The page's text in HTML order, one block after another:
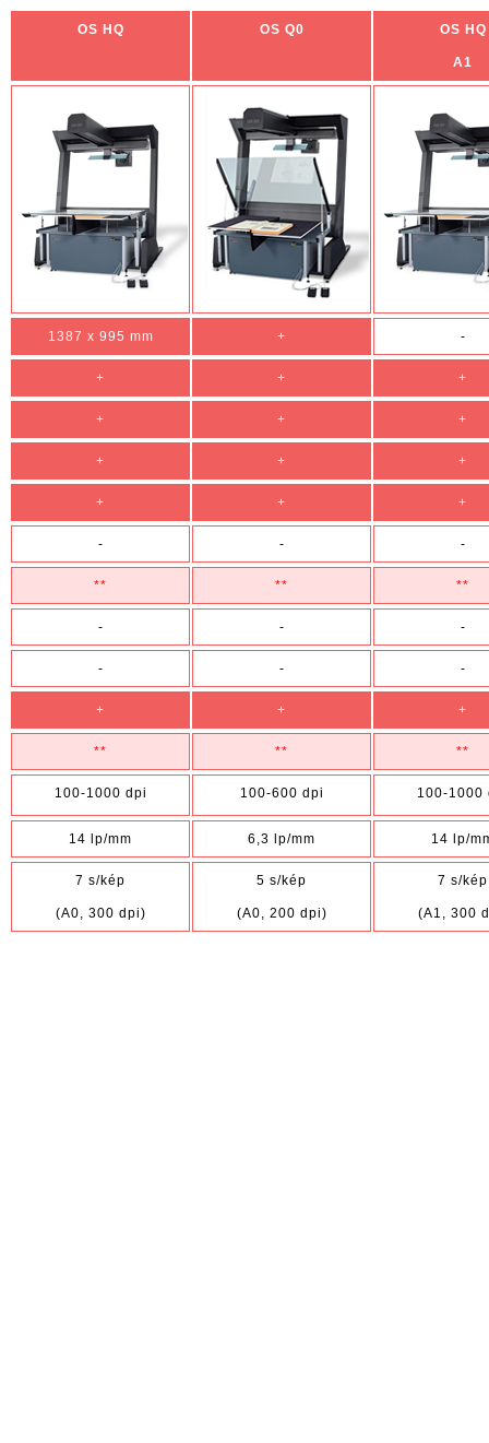
OS HQ OS Q0 OS HQ
A1
1387 x 995 mm + -
+ + +
+ + +
+ + +
+ + +
- - -
** ** **
- - -
- - -
+ + +
** ** **
100-1000 dpi 100-600 dpi 100-1000
14 lp/mm 6,3 lp/mm 14 lp/
7 s/kép
(A0, 300 dpi)
5 s/kép
(A0, 200 dpi)
7 s/kép
(A1, 300